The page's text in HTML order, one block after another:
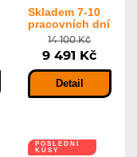
Skladem 7-10
pracovních dní
14 100 Kč
9 491 Kč
Detail
POSLEDNÍ
KUSY